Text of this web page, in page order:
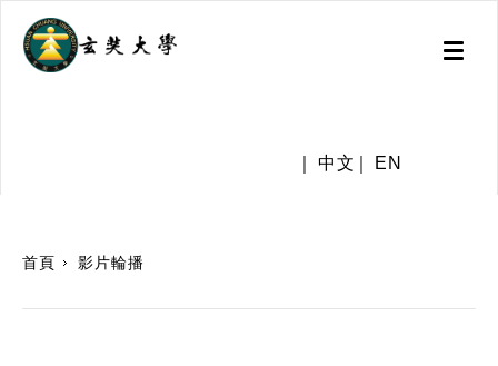
Toggle
中文 EN
首頁 影片輪播